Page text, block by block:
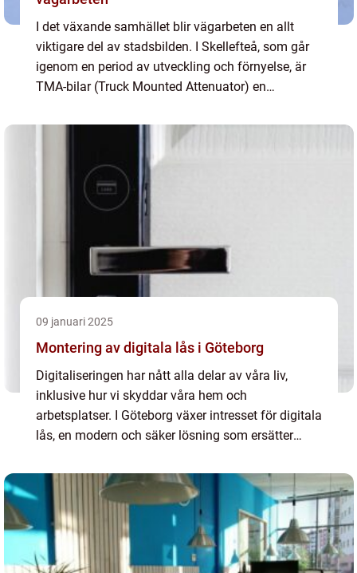
I det växande samhället blir vägarbeten en allt
viktigare del av stadsbilden. I Skellefteå, som går
igenom en period av utveckling och förnyelse, är
TMA-bilar (Truck Mounted Attenuator) en
09 januari 2025
Montering av digitala lås i Göteborg
Digitaliseringen har nått alla delar av våra liv,
inklusive hur vi skyddar våra hem och
arbetsplatser. I Göteborg växer intresset för digitala
lås, en modern och säker lösning som ersätter